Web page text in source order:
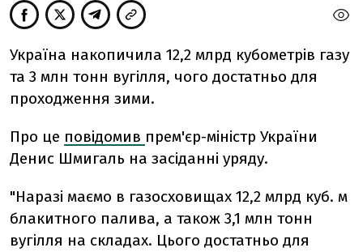
Україна накопичила 12,2 млрд кубометрів газу
та 3 млн тонн вугілля, чого достатньо для
проходження зими.
Про це повідомив прем'єр-міністр України
Денис Шмигаль на засіданні уряду.
"Наразі маємо в газосховищах 12,2 млрд куб. м
блакитного палива, а також 3,1 млн тонн
вугілля на складах. Цього достатньо для